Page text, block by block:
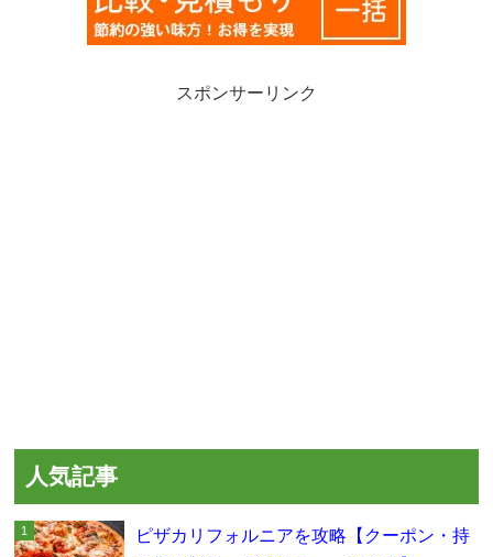
スポンサーリンク
人気記事
ピザカリフォルニアを攻略【クーポン・持